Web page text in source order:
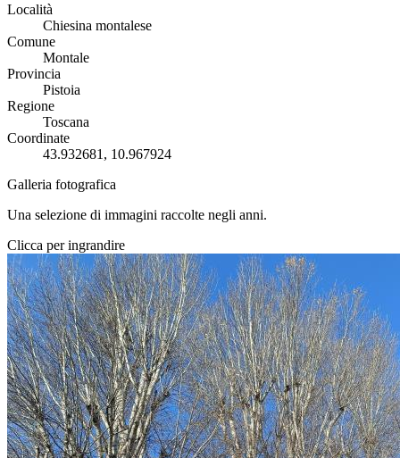
Località
Chiesina montalese
Comune
Montale
Provincia
Pistoia
Regione
Toscana
Coordinate
43.932681, 10.967924
Galleria fotografica
Una selezione di immagini raccolte negli anni.
Clicca per ingrandire